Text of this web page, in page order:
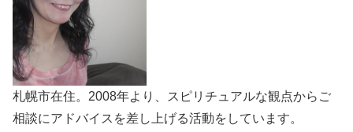
札幌市在住。2008年より、スピリチュアルな観点からご
相談にアドバイスを差し上げる活動をしています。